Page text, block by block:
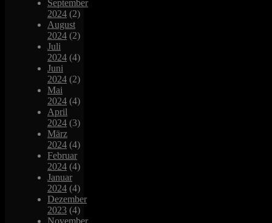
September
2024 (2)
August
2024 (2)
Juli
2024 (4)
Juni
2024 (2)
Mai
2024 (4)
April
2024 (3)
März
2024 (4)
Februar
2024 (4)
Januar
2024 (4)
Dezember
2023 (4)
November